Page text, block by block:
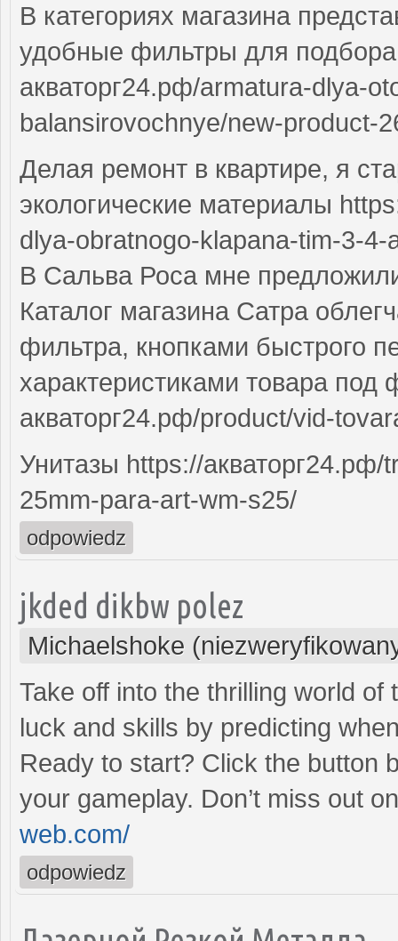
В категориях магазина
удобные фильтры для
акваторг24.рф/armatura-dlya-
balansirovochnye/new-product-
Делая ремонт в квартире, я
экологические материалы
dlya-obratnogo-klapana-tim-3-4-
В Сальва Роса мне
Каталог магазина Сатра
фильтра, кнопками быстрого
характеристиками товара под
акваторг24.рф/product/vid-
Унитазы https://
25mm-para-art-wm-s25/
odpowiedz
jkded dikbw polez
Michaelshoke
Take off into the thrilling world
luck and skills by predicting
Ready to start? Click the button
your gameplay. Don’t miss out
web.com/
odpowiedz